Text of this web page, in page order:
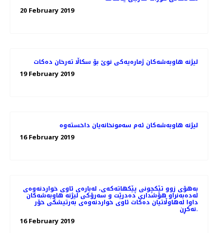
20 February 2019
لیژنه‌ هاوبه‌شه‌كان ژماره‌یه‌كی نوێ بۆ سكاڵا ته‌رخان ده‌كات
19 February 2019
16 February 2019
به‌هۆی زوو تێكچونی پێكهاته‌كه‌ی، لەبارەی ئاوی خواردنەوەی
له‌ده‌به‌نراو هۆشداری دەدرێت و سه‌رۆكی لیژنه هاوبه‌شه‌كان
داوا له‌هاوڵاتیان ده‌كات ئاوی خواردنه‌وه‌ی به‌رتیشكی خۆر
نه‌كڕن.
16 February 2019